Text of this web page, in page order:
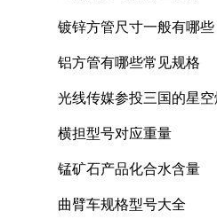
镀锌方管尺寸一般有哪些
铝方管有哪些常见规格
光线传媒参投三国的星
横担型号对应重量
锰矿石产品化合水含量
曲臂车规格型号大全